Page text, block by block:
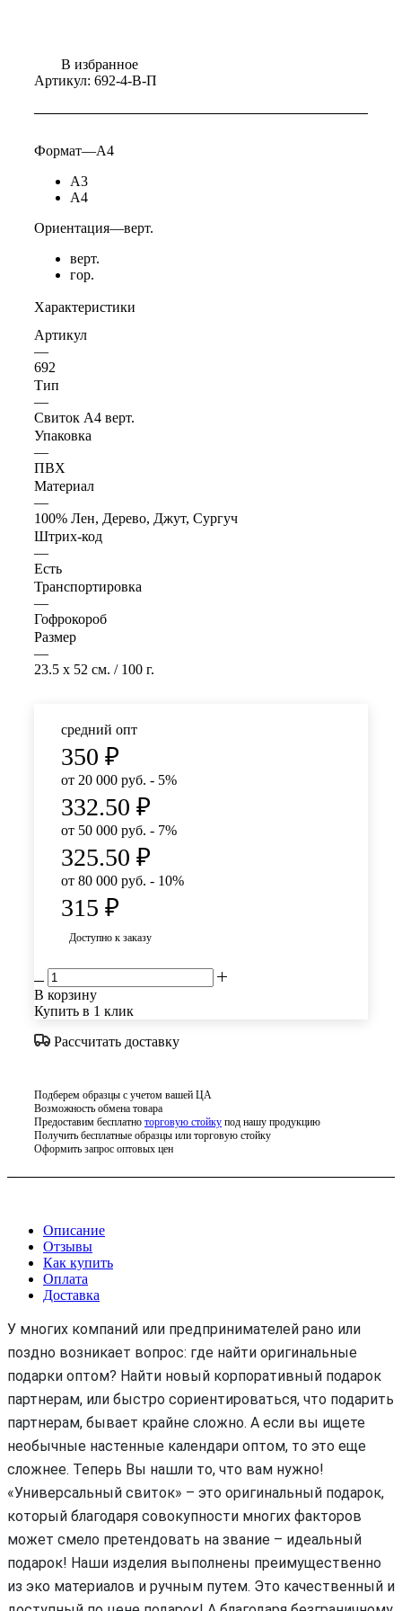
В избранное
Артикул: 692-4-В-П
Формат—А4
А3
А4
Ориентация—верт.
верт.
гор.
Характеристики
Артикул
—
692
Тип
—
Свиток А4 верт.
Упаковка
—
ПВХ
Материал
—
100% Лен, Дерево, Джут, Сургуч
Штрих-код
—
Есть
Транспортировка
—
Гофрокороб
Размер
—
23.5 x 52 см. / 100 г.
средний опт
350 ₽
от 20 000 руб. - 5%
332.50 ₽
от 50 000 руб. - 7%
325.50 ₽
от 80 000 руб. - 10%
315 ₽
Доступно к заказу
В корзину
Купить в 1 клик
Рассчитать доставку
Подберем образцы с учетом вашей ЦА
Возможность обмена товара
Предоставим бесплатно торговую стойку под нашу продукцию
Получить бесплатные образцы или торговую стойку
Оформить запрос оптовых цен
Описание
Отзывы
Как купить
Оплата
Доставка
У многих компаний или предпринимателей рано или
поздно возникает вопрос: где найти оригинальные
подарки оптом? Найти новый корпоративный подарок
партнерам, или быстро сориентироваться, что подарить
партнерам, бывает крайне сложно. А если вы ищете
необычные настенные календари оптом, то это еще
сложнее. Теперь Вы нашли то, что вам нужно!
«Универсальный свиток» – это оригинальный подарок,
который благодаря совокупности многих факторов
может смело претендовать на звание – идеальный
подарок! Наши изделия выполнены преимущественно
из эко материалов и ручным путем. Это качественный и